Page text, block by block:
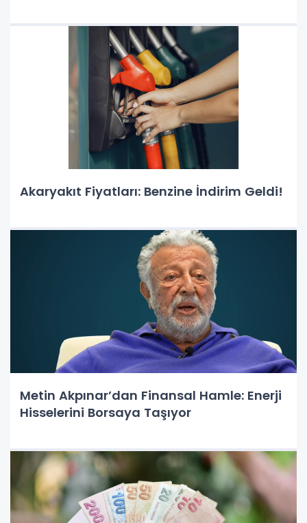
Akaryakıt Fiyatları: Benzine İndirim Geldi!
Metin Akpınar’dan Finansal Hamle: Enerji
Hisselerini Borsaya Taşıyor